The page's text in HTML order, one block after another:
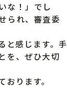
な！」でし
られ、審査委
と感じます。手
を、ぜひ大切
ります。